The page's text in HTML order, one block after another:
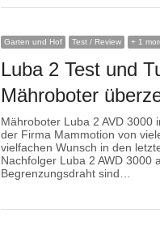
Garten und Hof Test / Review + 1
Luba 2 Test und
Mähroboter
Mähroboter Luba 2 AVD 3000
der Firma Mammotion von
vielfachen Wunsch in den
Nachfolger Luba 2 AWD 3000
Begrenzungsdraht sind…